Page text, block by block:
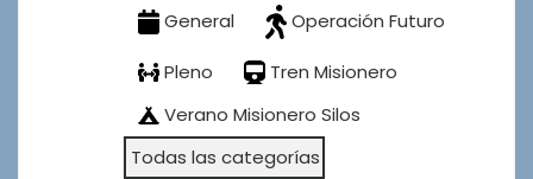
General
Operación Futuro
Pleno
Tren Misionero
Verano Misionero Silos
Todas las categorías